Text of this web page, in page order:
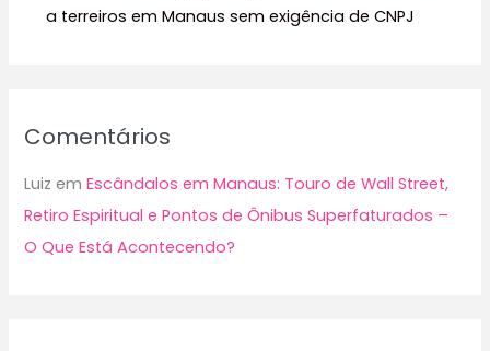
a terreiros em Manaus sem exigência de CNPJ
Comentários
Luiz emEscândalos em Manaus: Touro de Wall Street,
Retiro Espiritual e Pontos de Ônibus Superfaturados –
O Que Está Acontecendo?